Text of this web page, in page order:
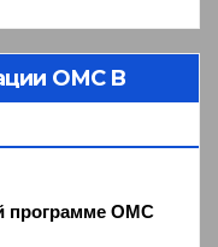
ОМС В
программе ОМС